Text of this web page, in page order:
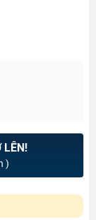
LÊN!
)